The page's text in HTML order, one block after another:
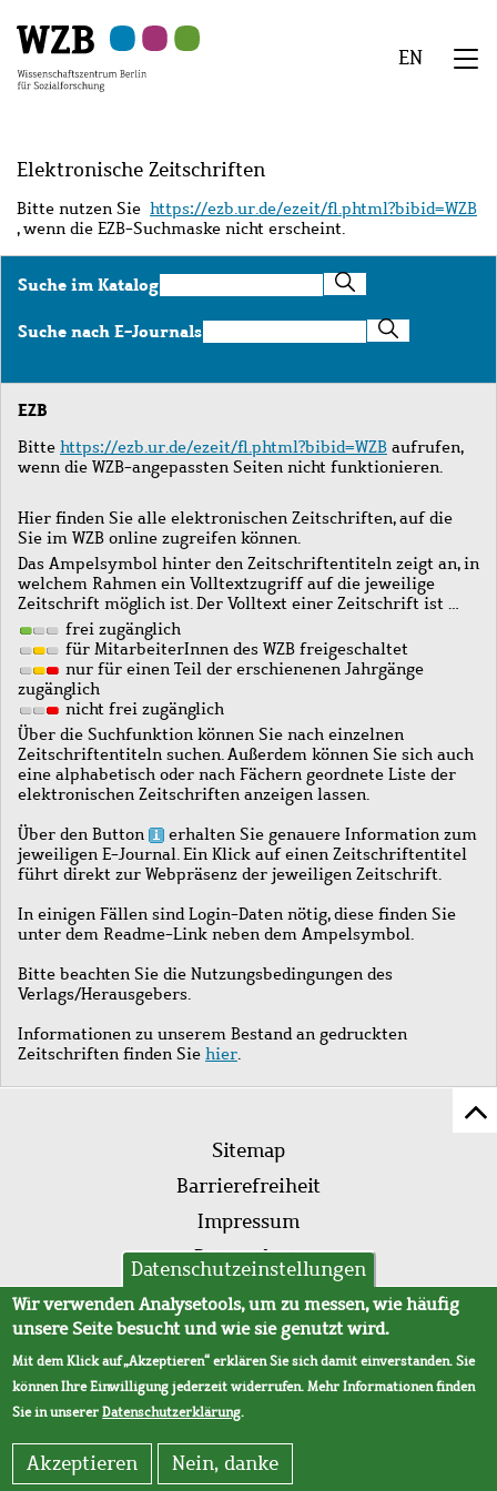
Hauptinhalt
springen
Navigation
springen
Suche
springen
Sekundärnavigation
springen
Fußzeile
springen
EN
Elektronische Zeitschriften
Bitte nutzen Sie https://ezb.ur.de/ezeit/fl.phtml?bibid=WZB
, wenn die EZB-Suchmaske nicht erscheint.
Suche im KatalogSuche
im
Katalog
Suche nach E-JournalsSuche
nach
Journals
EZB
Bitte https://ezb.ur.de/ezeit/fl.phtml?bibid=WZB aufrufen,
wenn die WZB-angepassten Seiten nicht funktionieren.
Hier finden Sie alle elektronischen Zeitschriften, auf die
Sie im WZB online zugreifen können.
Das Ampelsymbol hinter den Zeitschriftentiteln zeigt an, in
welchem Rahmen ein Volltextzugriff auf die jeweilige
Zeitschrift möglich ist. Der Volltext einer Zeitschrift ist …
frei zugänglich
für MitarbeiterInnen des WZB freigeschaltet
nur für einen Teil der erschienenen Jahrgänge
zugänglich
nicht frei zugänglich
Über die Suchfunktion können Sie nach einzelnen
Zeitschriftentiteln suchen. Außerdem können Sie sich auch
eine alphabetisch oder nach Fächern geordnete Liste der
elektronischen Zeitschriften anzeigen lassen.
Über den Button
erhalten Sie genauere Information zum
jeweiligen E-Journal. Ein Klick auf einen Zeitschriftentitel
führt direkt zur Webpräsenz der jeweiligen Zeitschrift.
In einigen Fällen sind Login-Daten nötig, diese finden Sie
unter dem Readme-Link neben dem Ampelsymbol.
Bitte beachten Sie die Nutzungsbedingungen des
Verlags/Herausgebers.
Informationen zu unserem Bestand an gedruckten
Zeitschriften finden Sie hier.
Fußleistenmenü
Sitemap
Barrierefreiheit
Impressum
Datenschutz
AVB
Datenschutzeinstellungen
Wir verwenden Analysetools, um zu messen, wie häufig
unsere Seite besucht und wie sie genutzt wird.
Mit dem Klick auf „Akzeptieren“ erklären Sie sich damit einverstanden. Sie
können Ihre Einwilligung jederzeit widerrufen. Mehr Informationen finden
Sie in unsererDatenschutzerklärung.
Akzeptieren Nein, danke